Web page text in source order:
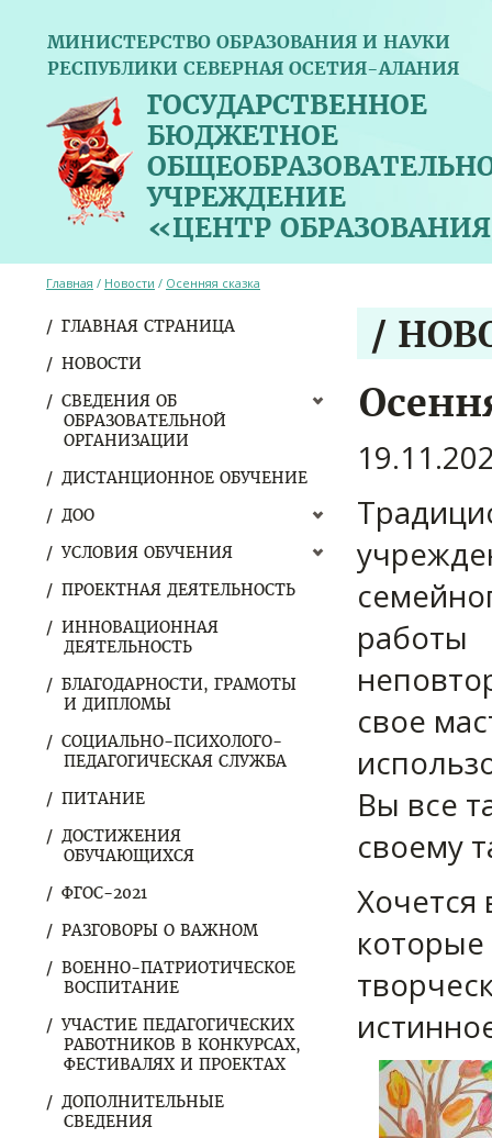
МИНИСТЕРСТВО ОБРАЗОВАНИЯ И НАУКИ
РЕСПУБЛИКИ СЕВЕРНАЯ ОСЕТИЯ-АЛАНИЯ
ГОСУДАРСТВЕННОЕ
БЮДЖЕТНОЕ
УЧРЕЖДЕНИЕ
«ЦЕНТР
ГЛАВНАЯ СТРАНИЦА
НОВОСТИ
СВЕДЕНИЯ ОБ
ОБРАЗОВАТЕЛЬНОЙ
ОРГАНИЗАЦИИ
ДИСТАНЦИОННОЕ ОБУЧЕНИЕ
ДОО
УСЛОВИЯ ОБУЧЕНИЯ
ПРОЕКТНАЯ ДЕЯТЕЛЬНОСТЬ
ИННОВАЦИОННАЯ
ДЕЯТЕЛЬНОСТЬ
БЛАГОДАРНОСТИ, ГРАМОТЫ
И ДИПЛОМЫ
СОЦИАЛЬНО-ПСИХОЛОГО-
ПЕДАГОГИЧЕСКАЯ СЛУЖБА
ПИТАНИЕ
ДОСТИЖЕНИЯ
ОБУЧАЮЩИХСЯ
ФГОС-2021
РАЗГОВОРЫ О ВАЖНОМ
ВОЕННО-ПАТРИОТИЧЕСКОЕ
ВОСПИТАНИЕ
УЧАСТИЕ ПЕДАГОГИЧЕСКИХ
РАБОТНИКОВ В КОНКУРСАХ,
ФЕСТИВАЛЯХ И ПРОЕКТАХ
ДОПОЛНИТЕЛЬНЫЕ
СВЕДЕНИЯ
Главная / Новости / Осенняя сказка
/
работы
свое
Вы все
своему
которые